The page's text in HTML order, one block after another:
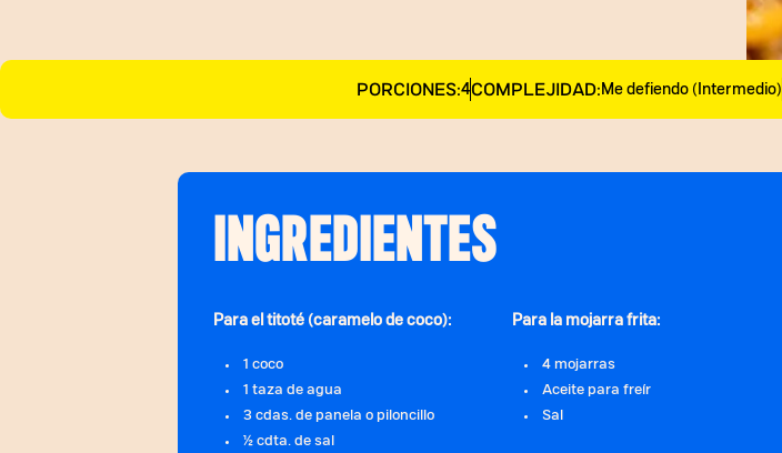
PORCIONES:4COMPLEJIDAD: Me defiendo (Intermedio)
INGREDIENTES
Para el titoté (caramelo de coco):
1 coco
1 taza de agua
3 cdas. de panela o piloncillo
½ cdta. de sal
Para la mojarra frita:
4 mojarras
Aceite para freír
Sal